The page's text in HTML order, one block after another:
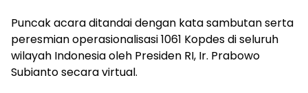
​Puncak acara ditandai dengan kata sambutan serta
peresmian operasionalisasi 1061 Kopdes di seluruh
wilayah Indonesia oleh Presiden RI, Ir. Prabowo
Subianto secara virtual.